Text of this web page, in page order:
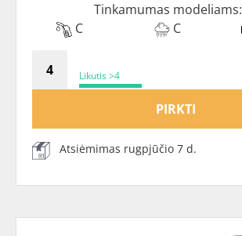
Tinkamumas modeliams:
C
C
Likutis >4
PIRKTI
Atsiėmimas rugpjūčio 7 d.